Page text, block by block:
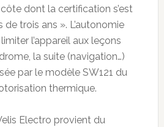
dont la certification s’est
trois ans ». L’autonomie
l’appareil aux leçons
la suite (navigation…)
par le modèle SW121 du
thermique.
Electro provient du